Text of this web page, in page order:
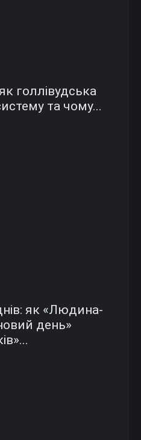
голлівудська
та чому...
як «Людина-
день»